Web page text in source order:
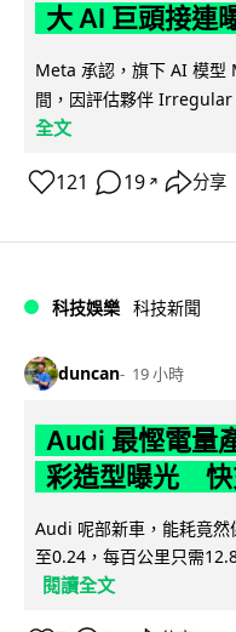
大 AI 巨頭接連
Meta 承認，旗下 AI 模型
間，因評估夥伴 Irregular
全文
121 19 ↗ 分享
科技娛樂 科技新聞
duncan 19 小時
Audi 最慳電
彩造型曝光 快
Audi 呢部新車，能耗竟
至0.24，每百公里只需
閱讀全文